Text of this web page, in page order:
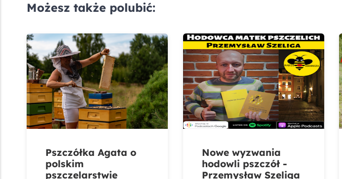
Możesz także polubić:
Pszczółka Agata o
polskim
pszczelarstwie
Nowe wyzwania
hodowli pszczół -
Przemysław Szeliga